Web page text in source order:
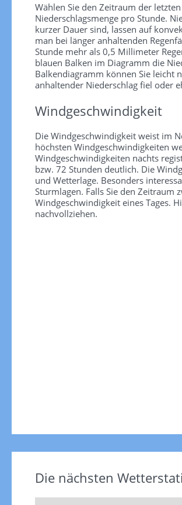
Wählen Sie den Zeitraum der
Niederschlagsmenge pro Stunde.
kurzer Dauer sind, lassen auf
man bei länger anhaltenden
Stunde mehr als 0,5 Millimeter
blauen Balken im Diagramm die
Balkendiagramm können Sie leicht
anhaltender Niederschlag fiel oder
Windgeschwindigkeit
Die Windgeschwindigkeit weist im
höchsten Windgeschwindigkeiten
Windgeschwindigkeiten nachts
bzw. 72 Stunden deutlich. Die
und Wetterlage. Besonders
Sturmlagen. Falls Sie den Zeitraum
Windgeschwindigkeit eines Tages.
nachvollziehen.
Die nächsten